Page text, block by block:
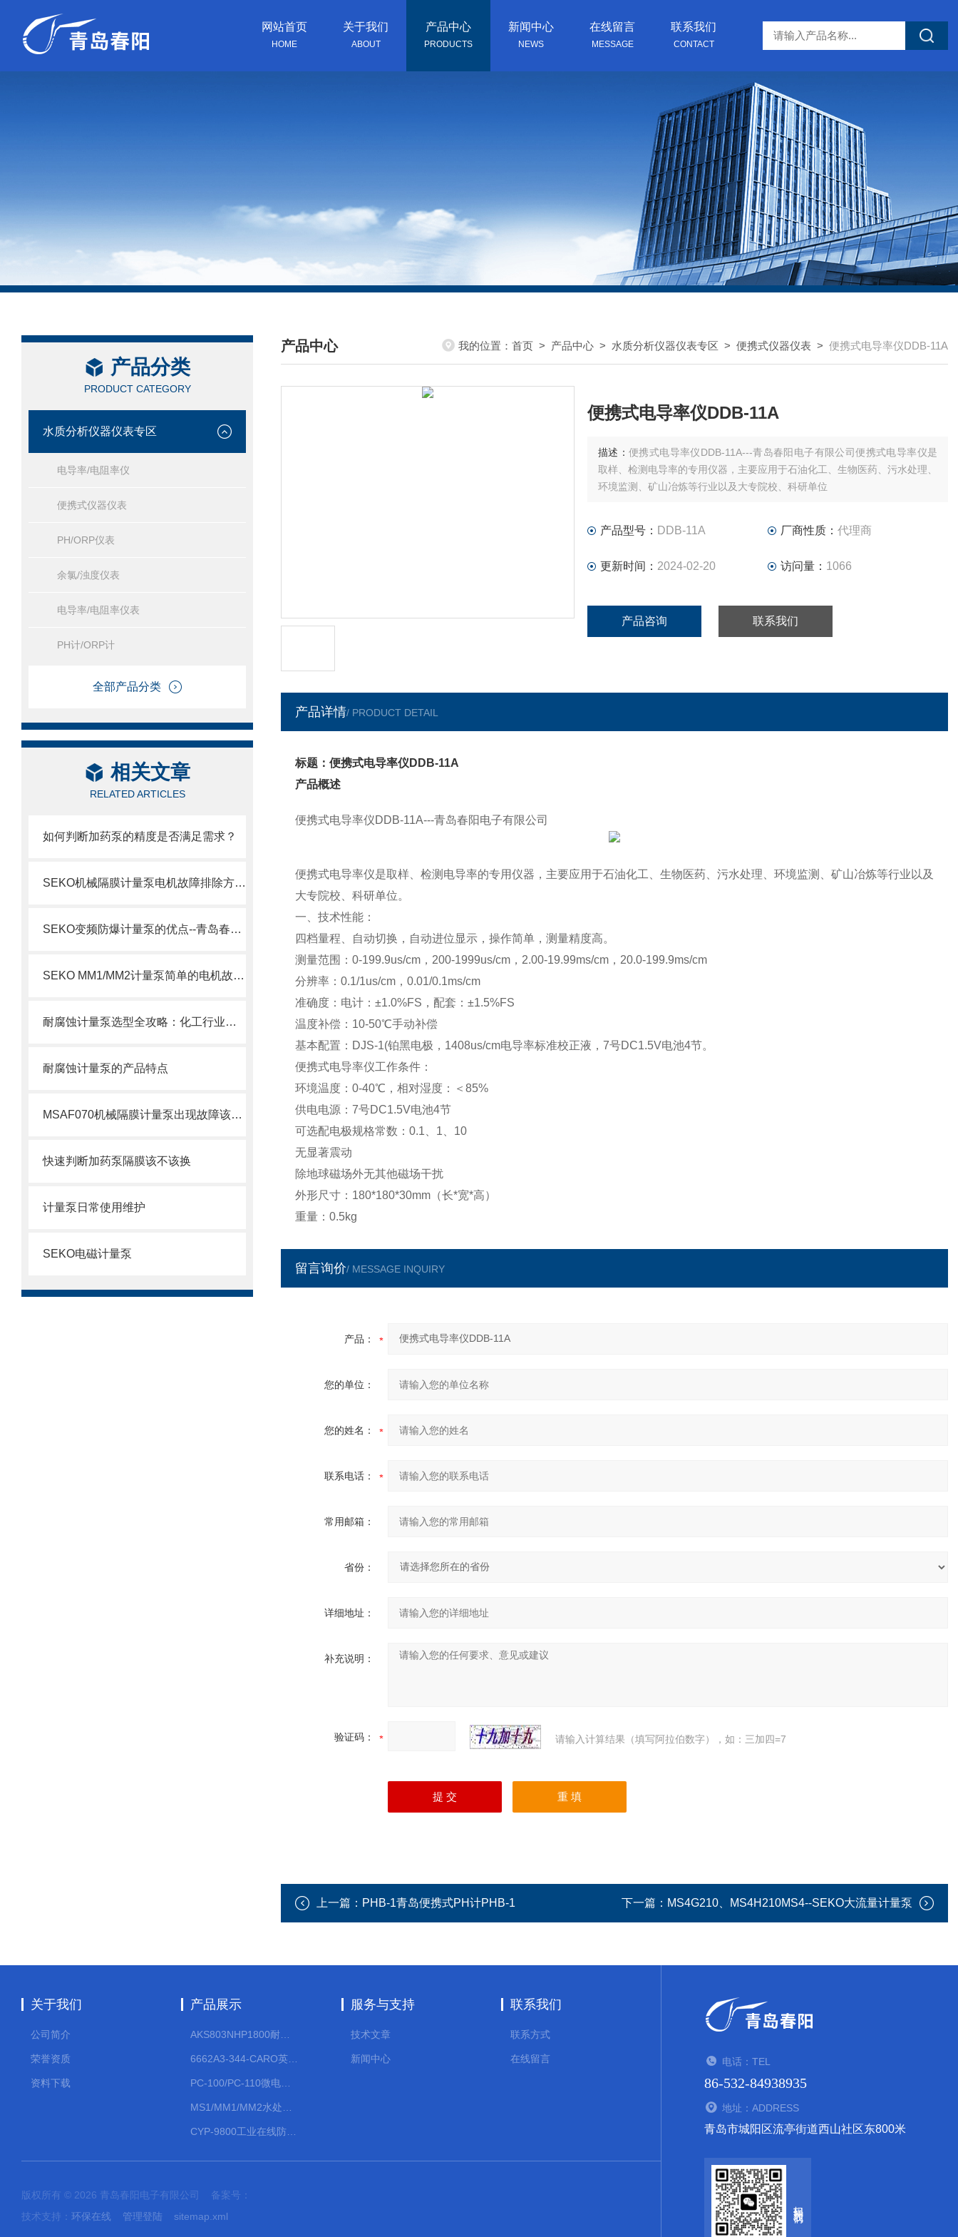
网站首页
HOME
关于我们
ABOUT
产品中心
PRODUCTS
新闻中心
NEWS
在线留言
MESSAGE
联系我们
CONTACT
产品分类
PRODUCT CATEGORY
水质分析仪器仪表专区
电导率/电阻率仪
便携式仪器仪表
PH/ORP仪表
余氯/浊度仪表
电导率/电阻率仪表
PH计/ORP计
全部产品分类
相关文章
RELATED ARTICLES
如何判断加药泵的精度是否满足需求？
SEKO机械隔膜计量泵电机故障排除方法2
SEKO变频防爆计量泵的优点--青岛春阳电子有限公司
SEKO MM1/MM2计量泵简单的电机故障排除方法
耐腐蚀计量泵选型全攻略：化工行业精准加药如何选对设备
耐腐蚀计量泵的产品特点
MSAF070机械隔膜计量泵出现故障该如何处理呢？
快速判断加药泵隔膜该不该换
计量泵日常使用维护
SEKO电磁计量泵
产品中心
/ PRODUCTS CENTER
我的位置： 首页 > 产品中心 > 水质分析仪器仪表专区 > 便携式仪器仪表 > 便携式电导率仪DDB-11A
便携式电导率仪DDB-11A
描述： 便携式电导率仪DDB-11A---青岛春阳电子有限公司便携式电导率仪是
取样、检测电导率的专用仪器，主要应用于石油化工、生物医药、污水处理、
环境监测、矿山冶炼等行业以及大专院校、科研单位
产品型号： DDB-11A 厂商性质： 代理商
更新时间： 2024-02-20 访问量： 1066
产品咨询 联系我们
产品详情/ PRODUCT DETAIL
标题：便携式电导率仪DDB-11A
产品概述
便携式电导率仪DDB-11A---青岛春阳电子有限公司
便携式电导率仪是取样、检测电导率的专用仪器，主要应用于石油化工、生物医药、污水处理、环境监测、矿山冶炼等行业以及
大专院校、科研单位。
一、技术性能：
四档量程、自动切换，自动进位显示，操作简单，测量精度高。
测量范围：0-199.9us/cm，200-1999us/cm，2.00-19.99ms/cm，20.0-199.9ms/cm
分辨率：0.1/1us/cm，0.01/0.1ms/cm
准确度：电计：±1.0%FS，配套：±1.5%FS
温度补偿：10-50℃手动补偿
基本配置：DJS-1(铂黑电极，1408us/cm电导率标准校正液，7号DC1.5V电池4节。
便携式电导率仪工作条件：
环境温度：0-40℃，相对湿度：＜85%
供电电源：7号DC1.5V电池4节
可选配电极规格常数：0.1、1、10
无显著震动
除地球磁场外无其他磁场干扰
外形尺寸：180*180*30mm（长*宽*高）
重量：0.5kg
留言询价/ MESSAGE INQUIRY
产品：
您的单位：
您的姓名：
联系电话：
常用邮箱：
省份：
详细地址：
补充说明：
验证码： 请输入计算结果（填写阿拉伯数字），如：三加四=7
上一篇： PHB-1青岛便携式PH计PHB-1 下一篇： MS4G210、MS4H210MS4--SEKO大流量计量泵
关于我们
公司简介
荣誉资质
资料下载
产品展示 服务与支持
技术文章
新闻中心
联系我们
联系方式
在线留言
版权所有 © 2026 青岛春阳电子有限公司 备案号：
技术支持： 环保在线 管理登陆 sitemap.xml
电话：TEL
86-532-84938935
地址：ADDRESS
青岛市城阳区流亭街道西山社区东800米